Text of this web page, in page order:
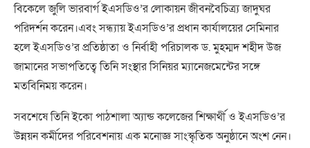
বিকেলে জুলি ভারবার্গ ইএসডিও’র লোকায়ন জীবনবৈচিত্র্য জাদুঘর
পরিদর্শন করেন।এবং সন্ধ্যায় ইএসডিও’র প্রধান কার্যালয়ের সেমিনার
হলে ইএসডিও’র প্রতিষ্ঠাতা ও নির্বাহী পরিচালক ড. মুহম্মদ শহীদ উজ
জামানের সভাপতিত্বে তিনি সংস্থার সিনিয়র ম্যানেজমেন্টের সঙ্গে
মতবিনিময় করেন।
সবশেষে তিনি ইকো পাঠশালা অ্যান্ড কলেজের শিক্ষার্থী ও ইএসডিও’র
উন্নয়ন কর্মীদের পরিবেশনায় এক মনোজ্ঞ সাংস্কৃতিক অনুষ্ঠানে অংশ নেন।